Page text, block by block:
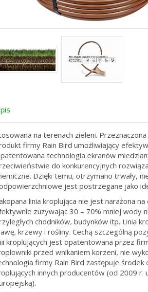
na terenach zieleni.
firmy Rain Bird umożliwiający
technologia ekranów
do konkurencyjnych
Dzięki temu, otrzymano trwały,
jest postrzegane jako
linia kroplująca nie jest narażona
zużywając 30 – 70% mniej wody
chodników, budynków itp. Linia
krzewy i rośliny. Cechą szczególną
kroplujących jest opatentowana przez
przed wnikaniem korzeni, nie
firmy Rain Bird zastępuje środek
innych producentów (od 2009 r.